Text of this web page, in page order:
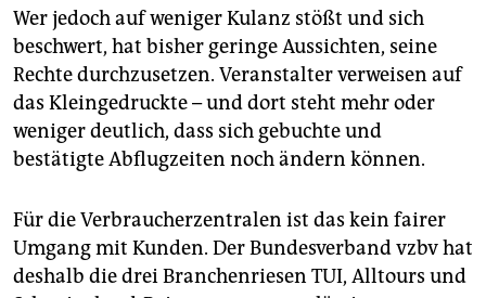
Wer jedoch auf weniger Kulanz stößt und sich
beschwert, hat bisher geringe Aussichten, seine
Rechte durchzusetzen. Veranstalter verweisen auf
das Kleingedruckte – und dort steht mehr oder
weniger deutlich, dass sich gebuchte und
bestätigte Abflugzeiten noch ändern können.
Für die Verbraucherzentralen ist das kein fairer
Umgang mit Kunden. Der Bundesverband vzbv hat
deshalb die drei Branchenriesen TUI, Alltours und